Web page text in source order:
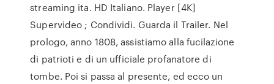
streaming ita. HD Italiano. Player [4K]
Supervideo ; Condividi. Guarda il Trailer. Nel
prologo, anno 1808, assistiamo alla fucilazione
di patrioti e di un ufficiale profanatore di
tombe. Poi si passa al presente, ed ecco un